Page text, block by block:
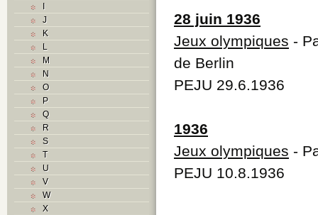
I
J
K
L
M
N
O
P
Q
R
S
T
U
V
W
X
28 juin 1936
Jeux olympiques -
de Berlin
PEJU 29.6.1936
1936
Jeux olympiques -
PEJU 10.8.1936